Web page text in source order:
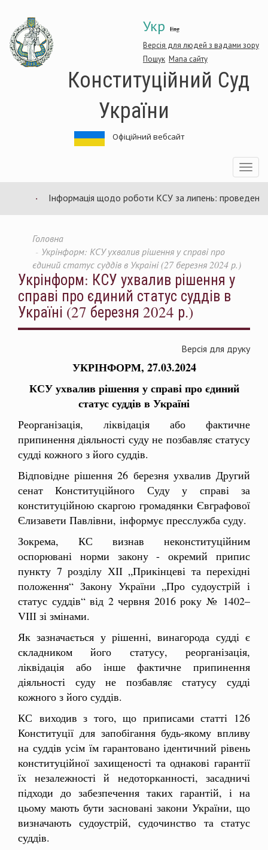
основного
матеріалу
Укр Eng
Версія для людей з вадами зору
Пошук Мапа сайту
Конституційний Суд
України
Офіційний вебсайт
Toggle
Інформація щодо роботи КСУ за липень: проведено 94
Головна
Укрінформ: КСУ ухвалив рішення у справі про
єдиний статус суддів в Україні (27 березня 2024 р.)
Укрінформ: КСУ ухвалив рішення у
справі про єдиний статус суддів в
Україні (27 березня 2024 р.)
Версія для друку
УКРІНФОРМ, 27.03.2024
КСУ ухвалив рішення у справі про єдиний
статус суддів в Україні
Реорганізація, ліквідація або фактичне
припинення діяльності суду не позбавляє статусу
судді кожного з його суддів.
Відповідне рішення 26 березня ухвалив Другий
сенат Конституційного Суду у справі за
конституційною скаргою громадянки Євграфової
Єлизавети Павлівни, інформує пресслужба суду.
Зокрема, КС визнав неконституційним
оспорювані норми закону - окремий припис
пункту 7 розділу ХІІ „Прикінцеві та перехідні
положення“ Закону України „Про судоустрій і
статус суддів“ від 2 червня 2016 року № 1402–
VІІІ зі змінами.
Як зазначається у рішенні, винагорода судді є
складником його статусу, реорганізація,
ліквідація або інше фактичне припинення
діяльності суду не позбавляє статусу судді
кожного з його суддів.
КС виходив з того, що приписами статті 126
Конституції для запобігання будь-якому впливу
на суддів усім їм гарантовано ідентичний рівень
конституційної захищеності та однакові гарантії
їх незалежності й недоторканності, засадничі
підходи до забезпечення таких гарантій, і на
цьому мають бути засновані закони України, що
визначають судоустрій, судочинство та статус
суддів.